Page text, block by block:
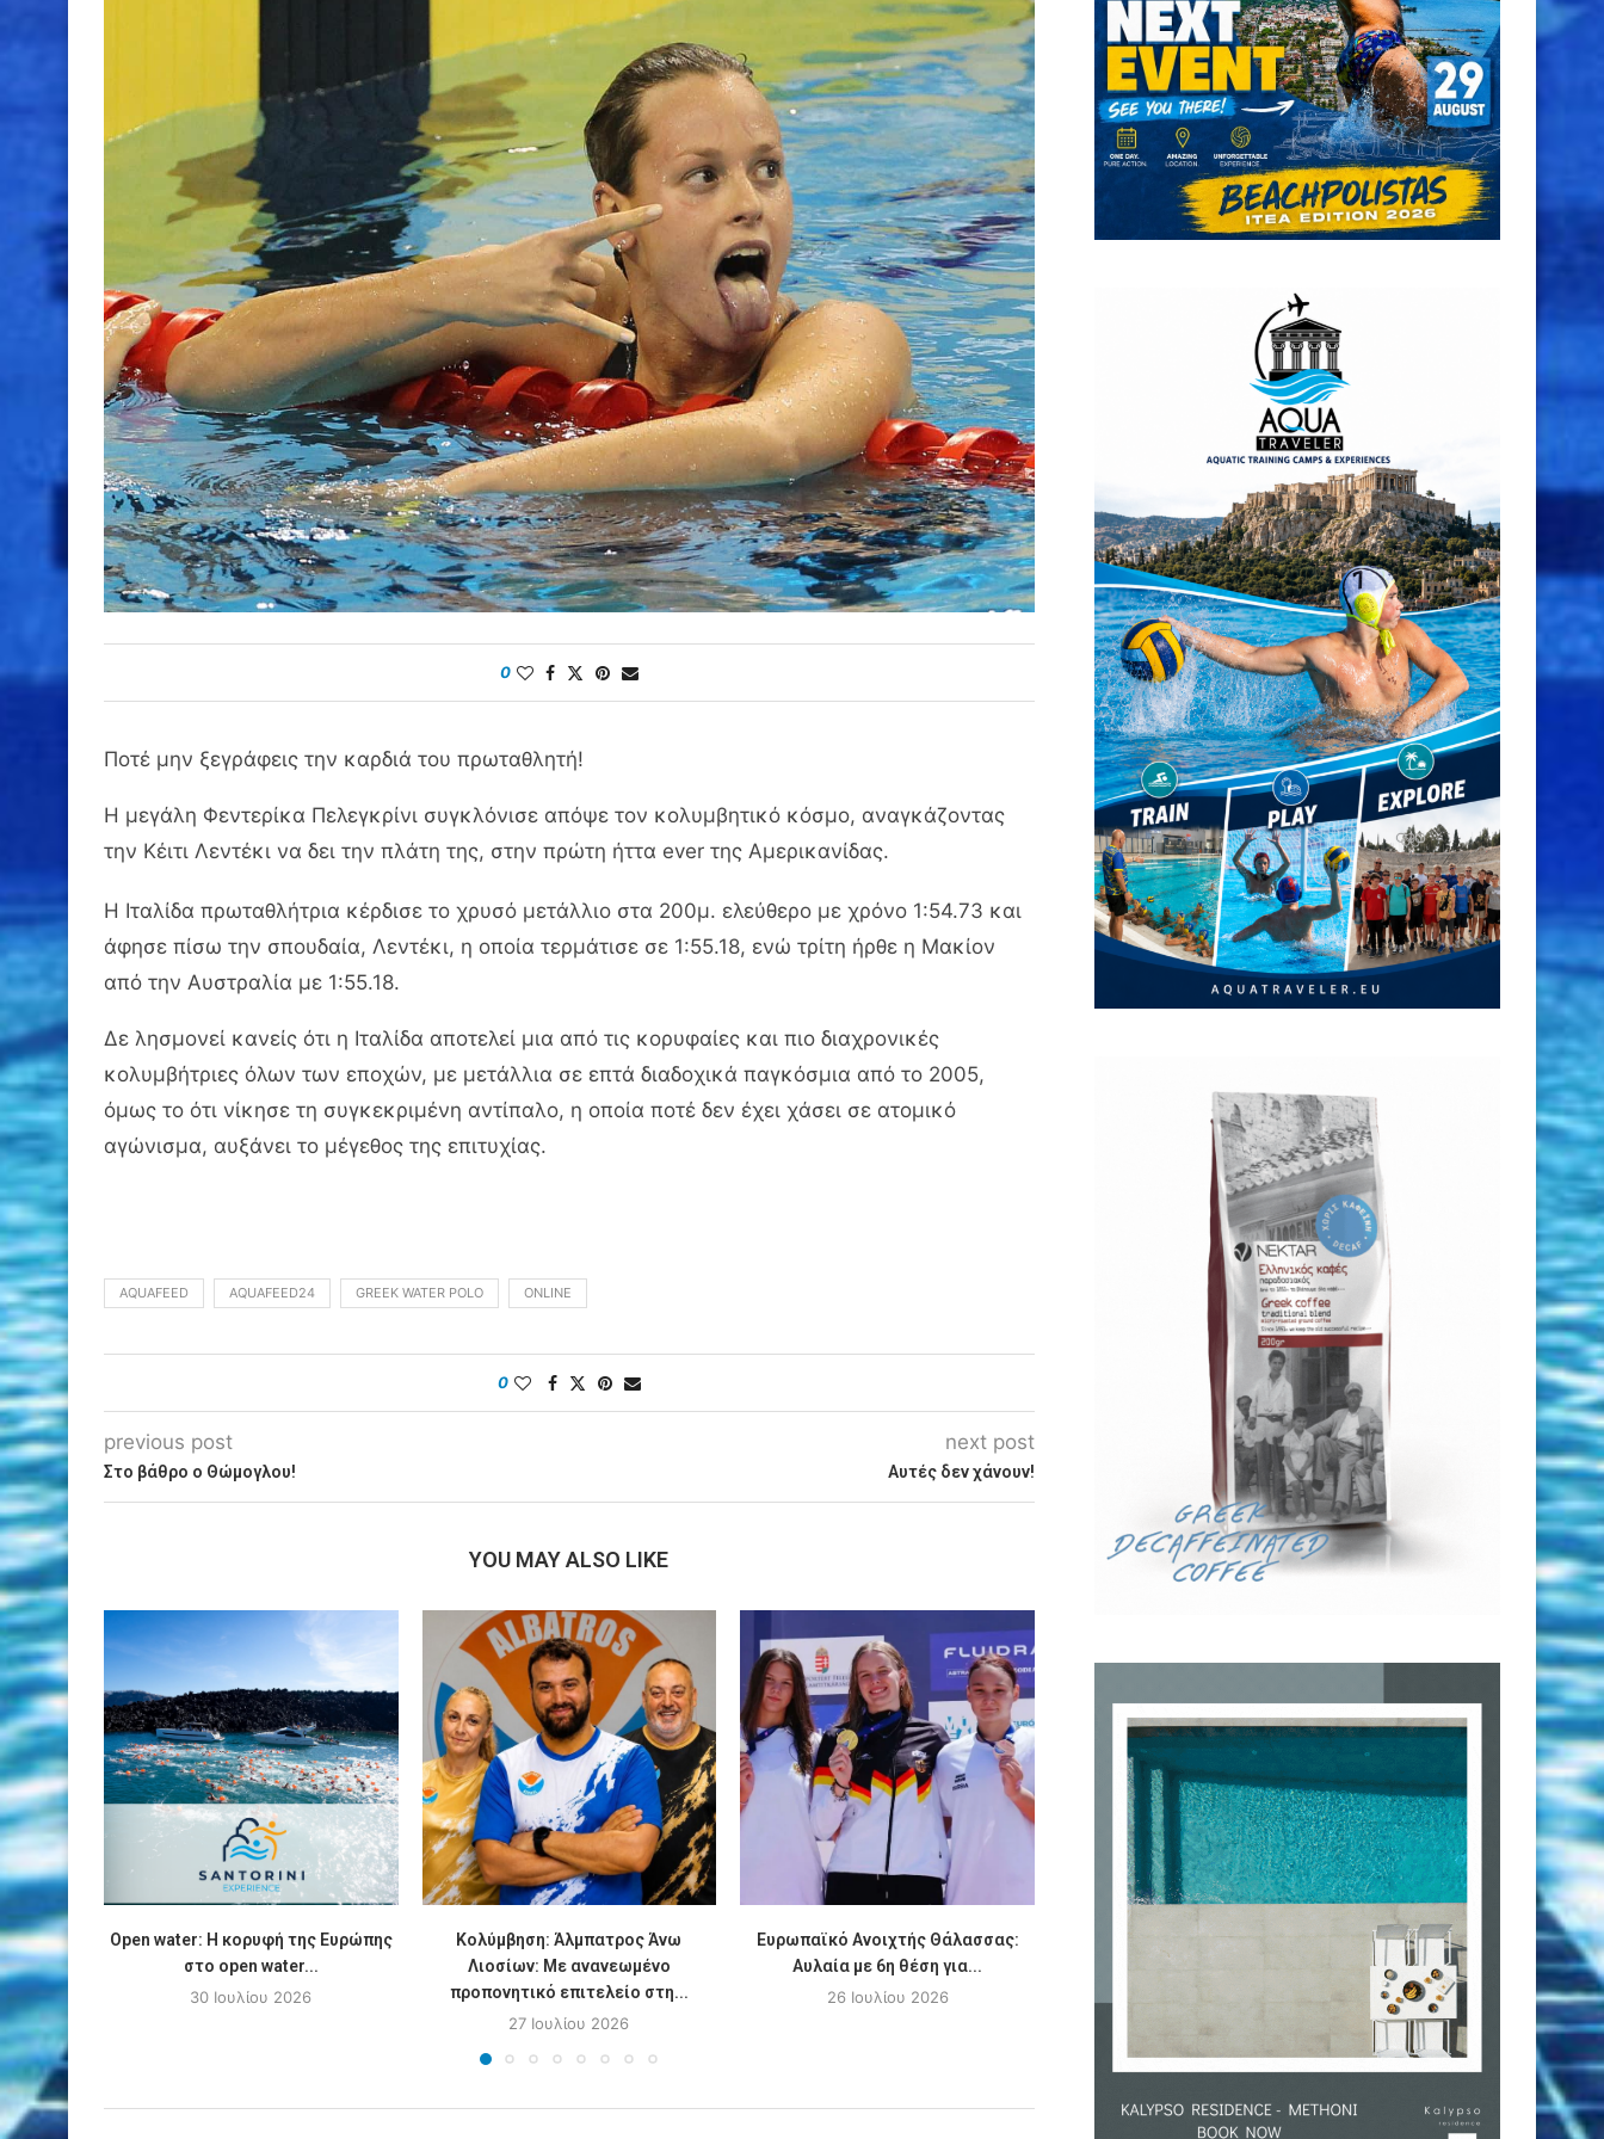
0
Ποτέ μην ξεγράφεις την καρδιά του πρωταθλητή!
Η μεγάλη Φεντερίκα Πελεγκρίνι συγκλόνισε απόψε τον κολυμβητικό κόσμο, αναγκάζοντας
την Κέιτι Λεντέκι να δει την πλάτη της, στην πρώτη ήττα ever της Αμερικανίδας.
Η Ιταλίδα πρωταθλήτρια κέρδισε το χρυσό μετάλλιο στα 200μ. ελεύθερο με χρόνο 1:54.73 και
άφησε πίσω την σπουδαία, Λεντέκι, η οποία τερμάτισε σε 1:55.18, ενώ τρίτη ήρθε η Μακίον
από την Αυστραλία με 1:55.18.
Δε λησμονεί κανείς ότι η Ιταλίδα αποτελεί μια από τις κορυφαίες και πιο διαχρονικές
κολυμβήτριες όλων των εποχών, με μετάλλια σε επτά διαδοχικά παγκόσμια από το 2005,
όμως το ότι νίκησε τη συγκεκριμένη αντίπαλο, η οποία ποτέ δεν έχει χάσει σε ατομικό
αγώνισμα, αυξάνει το μέγεθος της επιτυχίας.
AQUAFEED AQUAFEED24 GREEK WATER POLO ONLINE
0
previous post
Στο βάθρο ο Θώμογλου!
next post
Αυτές δεν χάνουν!
YOU MAY ALSO LIKE
Οpen water: Η κορυφή της Ευρώπης
στο open water...
30 Ιουλίου 2026
Κολύμβηση: Άλμπατρος Άνω
Λιοσίων: Με ανανεωμένο
προπονητικό επιτελείο στη...
27 Ιουλίου 2026
Ευρωπαϊκό Ανοιχτής Θάλασσας:
Αυλαία με 6η θέση για...
26 Ιουλίου 2026
Ευρωπαϊκό Νέων Ανοιχτής
Θάλασσας: Στη «χεριά» έχασε το...
Κολύμβηση: Ιωνικός
προπονητικό επιτελείο
κολύμβηση με...
25 Ιουλίου 2026